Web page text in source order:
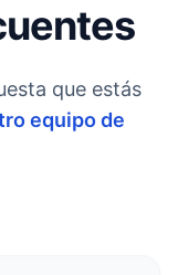
que estás
equipo de